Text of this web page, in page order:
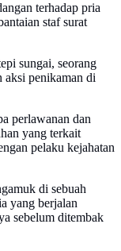
terhadap pria
staf surat
sungai, seorang
aksi penikaman di
perlawanan dan
yang terkait
pelaku kejahatan
di sebuah
yang berjalan
sebelum ditembak